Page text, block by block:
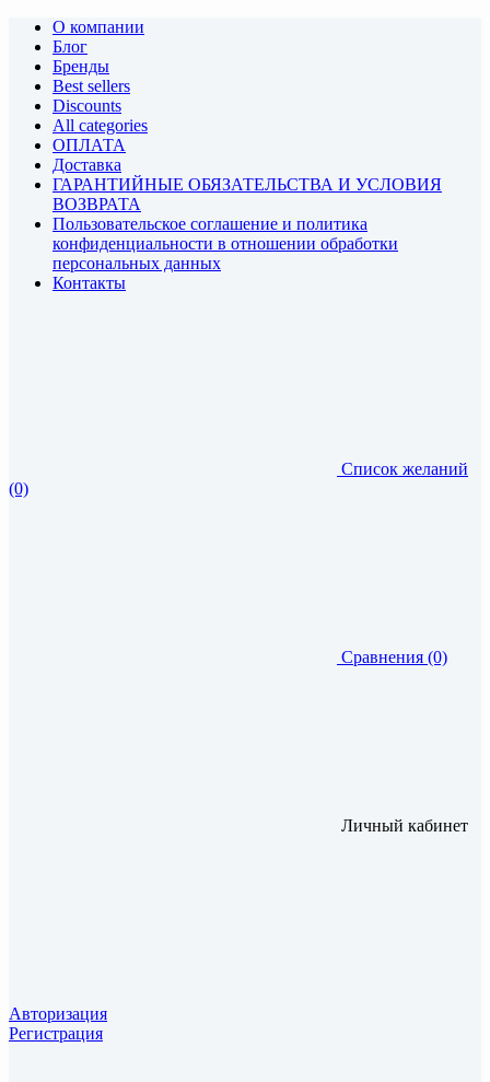
О компании
Блог
Бренды
Best sellers
Discounts
All categories
ОПЛАТА
Доставка
ГАРАНТИЙНЫЕ ОБЯЗАТЕЛЬСТВА И УСЛОВИЯ
ВОЗВРАТА
Пользовательское соглашение и политика
конфиденциальности в отношении обработки
персональных данных
Контакты
Список желаний
(0)
Сравнения (0)
Личный кабинет
Авторизация
Регистрация